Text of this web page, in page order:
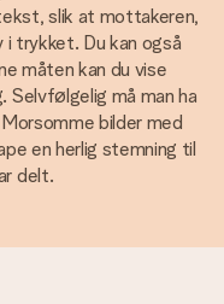
slik at mottakeren,
trykket. Du kan også
måten kan du vise
må man ha
bilder med
en herlig stemning til
delt.